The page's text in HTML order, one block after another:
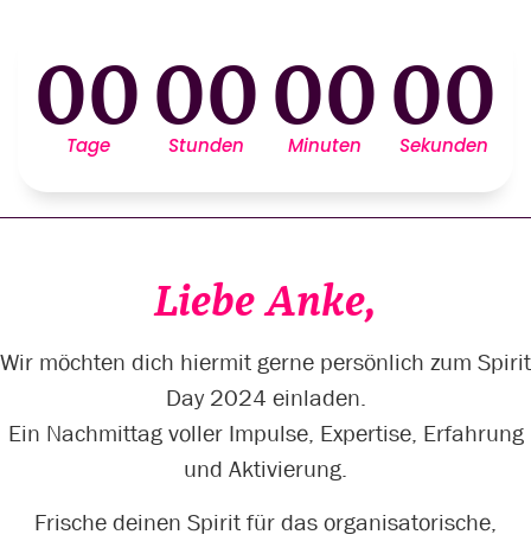
00
Tage
00
Stunden
00
Minuten
00
Sekunden
Liebe Anke,
Wir möchten dich hiermit gerne persönlich zum Spirit
Day 2024 einladen.
Ein Nachmittag voller Impulse, Expertise, Erfahrung
und Aktivierung.
Frische deinen Spirit für das organisatorische,